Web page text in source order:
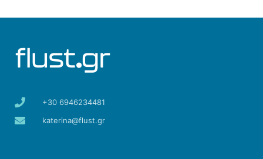
+30 6946234481
katerina@flust.gr